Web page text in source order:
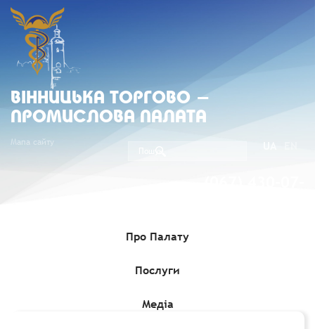
ВIННИЦЬКА ТОРГОВО -
ПРОМИСЛОВА ПАЛАТА
Мапа сайту
Про Палату
Послуги
Медіа
Комерційні пропозиції»Щодо обмежень на